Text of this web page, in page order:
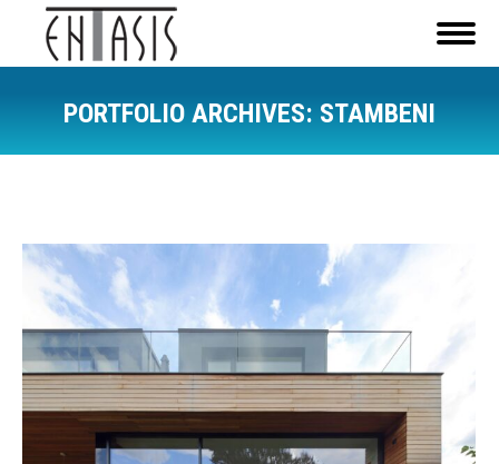
PORTFOLIO ARCHIVES: STAMBENI